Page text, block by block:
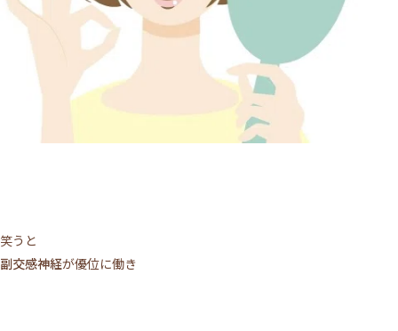
笑うと
副交感神経が優位に働き